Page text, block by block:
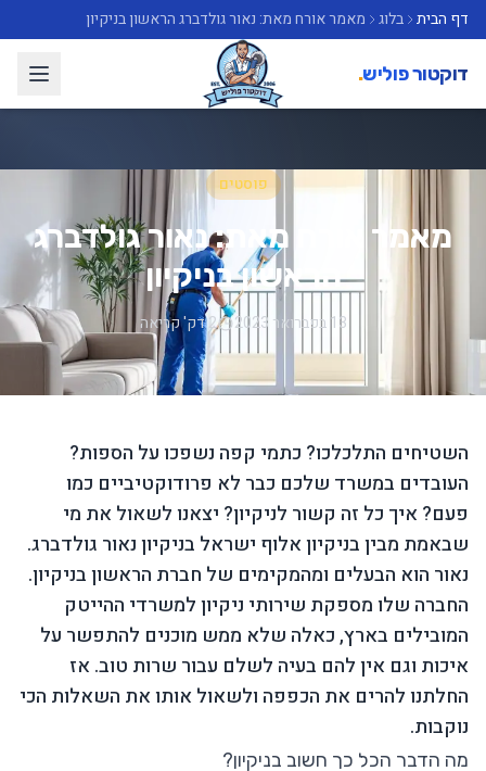
דף הבית בלוג מאמר אורח מאת: נאור גולדברג הראשון בניקיון
דוקטור פוליש.
פוסטים
מאמר אורח מאת: נאור גולדברג
הראשון בניקיון
13 בפברואר 2023 2 דק' קריאה
השטיחים התלכלכו? כתמי קפה נשפכו על הספות?
העובדים במשרד שלכם כבר לא פרודוקטיביים כמו
פעם? איך כל זה קשור לניקיון? יצאנו לשאול את מי
שבאמת מבין בניקיון אלוף ישראל בניקיון נאור גולדברג.
נאור הוא הבעלים ומהמקימים של חברת הראשון בניקיון.
החברה שלו מספקת שירותי ניקיון למשרדי ההייטק
המובילים בארץ, כאלה שלא ממש מוכנים להתפשר על
איכות וגם אין להם בעיה לשלם עבור שרות טוב. אז
החלתנו להרים את הכפפה ולשאול אותו את השאלות הכי
נוקבות.
מה הדבר הכל כך חשוב בניקיון?